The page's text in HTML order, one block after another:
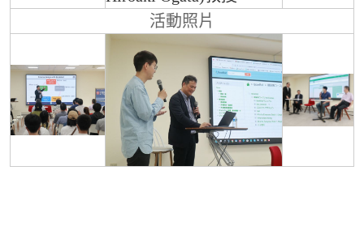
活動照片